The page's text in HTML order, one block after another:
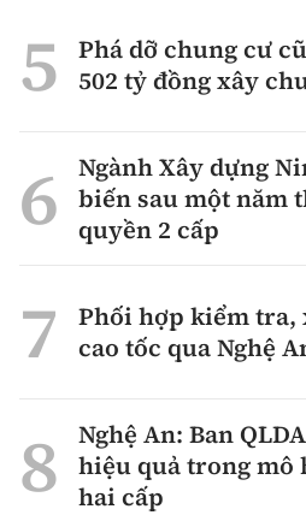
Phá dỡ chung cư
502 tỷ đồng xây
Ngành Xây dựng
biến sau một năm
quyền 2 cấp
Phối hợp kiểm
cao tốc qua Nghệ
Nghệ An: Ban
hiệu quả trong
hai cấp